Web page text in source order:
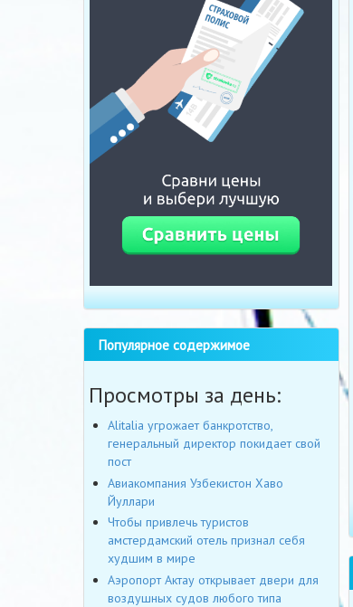
Популярное содержимое
Просмотры за день:
Alitalia угрожает банкротство,
генеральный директор покидает свой
пост
Авиакомпания Узбекистон Хаво
Йуллари
Чтобы привлечь туристов
амстердамский отель признал себя
худшим в мире
Аэропорт Актау открывает двери для
воздушных судов любого типа